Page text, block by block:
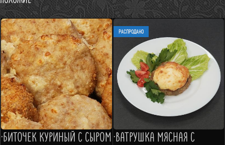
·БИТОЧЕК КУРИНЫЙ С СЫРОМ
РАСПРОДАНО
·ВАТРУШКА МЯСНАЯ С